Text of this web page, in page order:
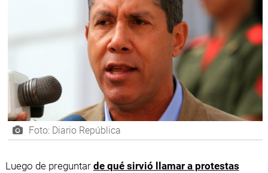
Foto: Diario República
Luego de preguntar de qué sirvió llamar a protestas